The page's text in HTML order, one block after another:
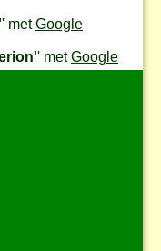
' metGoogle
' metGoogle